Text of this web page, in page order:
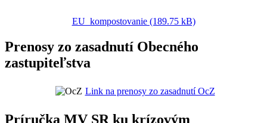
EU_kompostovanie (189.75 kB)
Prenosy zo zasadnutí Obecného
zastupiteľstva
Link na prenosy zo zasadnutí OcZ
Príručka MV SR ku krízovým